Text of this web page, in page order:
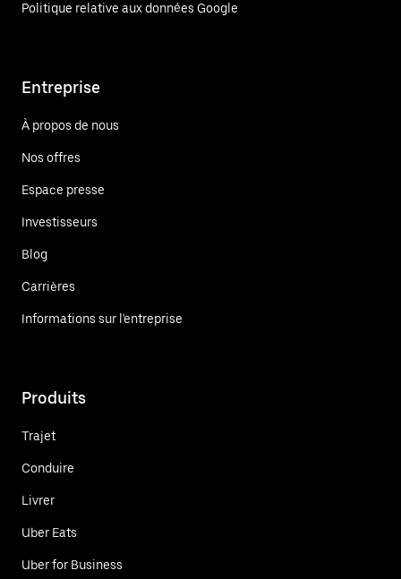
Politique relative aux données Google
Entreprise
À propos de nous
Nos offres
Espace presse
Investisseurs
Blog
Carrières
Informations sur l'entreprise
Produits
Trajet
Conduire
Livrer
Uber Eats
Uber for Business